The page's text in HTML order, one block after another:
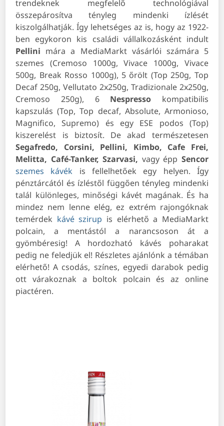
trendeknek megfelelő technológiával
összepárosítva tényleg mindenki ízlését
kiszolgálhatják. Így lehetséges az is, hogy az 1922-
ben egykoron kis családi vállalkozásként indult
Pellini mára a MediaMarkt vásárlói számára 5
szemes (Cremoso 1000g, Vivace 1000g, Vivace
500g, Break Rosso 1000g), 5 őrölt (Top 250g, Top
Decaf 250g, Vellutato 2x250g, Tradizionale 2x250g,
Cremoso 250g), 6 Nespresso kompatibilis
kapszulás (Top, Top decaf, Absolute, Armonioso,
Magnifico, Supremo) és egy ESE podos (Top)
kiszerelést is biztosít. De akad természetesen
Segafredo, Corsini, Pellini, Kimbo, Cafe Frei,
Melitta, Café-Tanker, Szarvasi, vagy épp Sencor
szemes kávék is fellelhetőek egy helyen. Így
pénztárcától és ízléstől függően tényleg mindenki
talál különleges, minőségi kávét magának. És ha
mindez nem lenne elég, ez extrém rajongóknak
temérdek kávé szirup is elérhető a MediaMarkt
polcain, a mentástól a narancsoson át a
gyömbéresig! A hordozható kávés poharakat
pedig ne feledjük el! Részletes ajánlónk a témában
elérhető! A csodás, színes, egyedi darabok pedig
ott várakoznak a boltok polcain és az online
piactéren.